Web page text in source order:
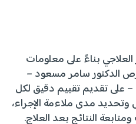
العلاجي بناءً على معلومات
الدكتور سامر مسعود –
على تقديم تقييم دقيق لكل
مدى ملاءمة الإجراء،
النتائج بعد العلاج.